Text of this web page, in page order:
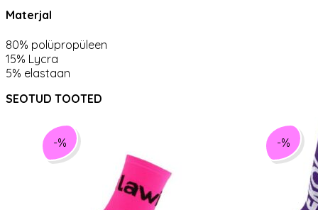
Materjal
80% polüpropüleen
15% Lycra
5% elastaan
SEOTUD TOOTED
-% -%